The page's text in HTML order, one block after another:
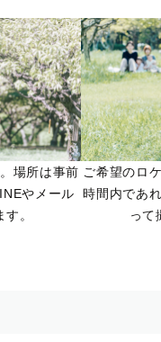
場所は事前
やメール
。
ご希望のロ
時間内であ
って